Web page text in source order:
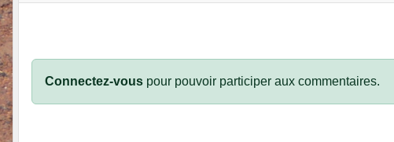
Connectez-vous pour pouvoir participer aux commentaires.